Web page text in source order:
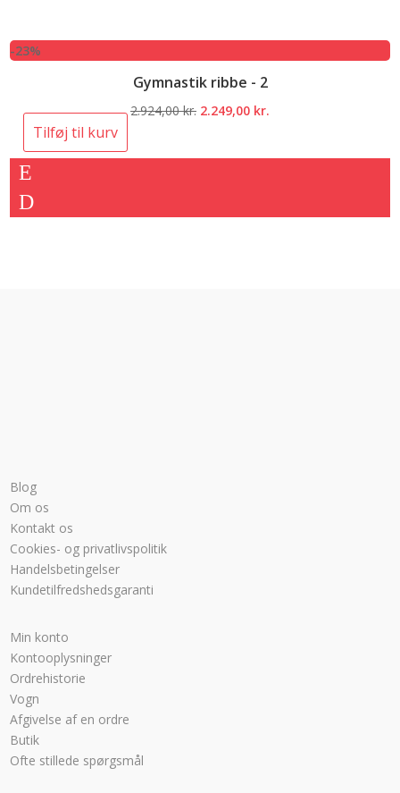
-23%
Gymnastik ribbe - 2
2.924,00kr. Den
2.249,00 kr.
Tilføj til kurv
Blog
Om os
Kontakt os
Cookies- og privatlivspolitik
Handelsbetingelser
Kundetilfredshedsgaranti
Min konto
Kontooplysninger
Ordrehistorie
Vogn
Afgivelse af en ordre
Butik
Ofte stillede spørgsmål